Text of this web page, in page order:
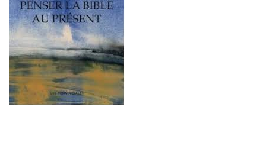
Vidéos / Clips
Ecrire à RCN
Liens utiles
Shabbat Project